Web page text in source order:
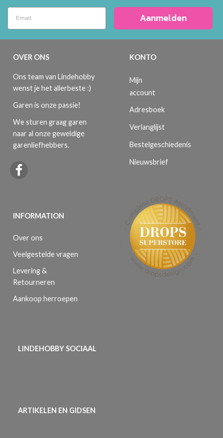
Aanmelden
OVER ONS
Ons team van Lindehobby
wenst je het allerbeste :)
Garen is onze passie!
We sturen graag garen
naar al onze geweldige
garenliefhebbers.
INFORMATION
Over ons
Veelgestelde vragen
Levering &
Retourneren
Aankoop herroepen
KONTO
Mijn
account
Adresboek
Verlanglijst
Bestelgeschiedenis
Nieuwsbrief
LINDEHOBBY SOCIAAL
ARTIKELEN EN GIDSEN